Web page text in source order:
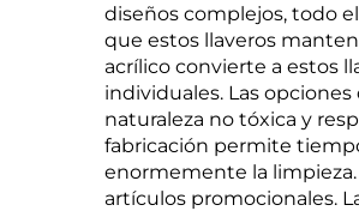
diseños complejos, todo
que estos llaveros
acrílico convierte a estos
individuales. Las
naturaleza no tóxica y
fabricación permite
enormemente la
artículos promocionales.